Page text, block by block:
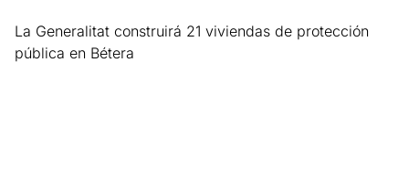
La Generalitat construirá 21 viviendas de protección
pública en Bétera